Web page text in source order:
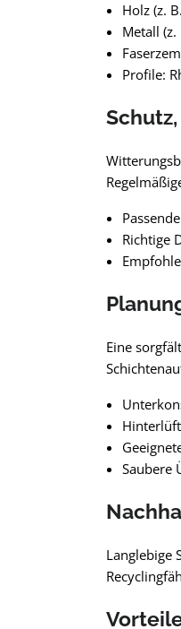
Holz (z.
Metall
Profile:
Richtige
Eine
Saubere
Langlebige